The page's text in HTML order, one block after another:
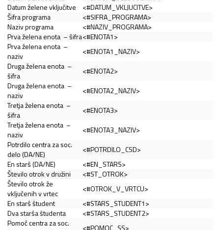
Datum želene vključitve
<#DATUM_VKLJUCITVE>
Šifra programa
<#SIFRA_PROGRAMA>
Naziv programa
<#NAZIV_PROGRAMA>
Prva želena enota – šifra<#ENOTA1>
Prva želena enota –
naziv
<#ENOTA1_NAZIV>
Druga želena enota –
šifra
<#ENOTA2>
Druga želena enota –
naziv
<#ENOTA2_NAZIV>
Tretja želena enota –
šifra
<#ENOTA3>
Tretja želena enota –
naziv
<#ENOTA3_NAZIV>
Potrdilo centra za soc.
delo (DA/NE)
<#POTRDILO_CSD>
En starš (DA/NE)
<#EN_STARS>
Število otrok v družini
<#ST_OTROK>
Število otrok že
vključenih v vrtec
<#OTROK_V_VRTCU>
En starš študent
<#STARS_STUDENT1>
Dva starša študenta
<#STARS_STUDENT2>
Pomoč centra za soc.
<#POMOC_SS>